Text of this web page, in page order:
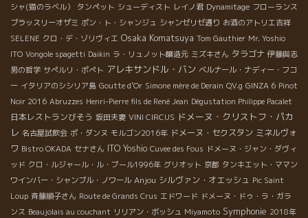
シャ(猫のラベル）
タンペット シューディスト レイノ君 Dynamitage フローランス
ブラッスリーオザミ ポン・ト・シャンジュ シャンゼリゼ通り お酒のアトリエ吉祥
SELENE クロ・デ・ゾリヴィエ Osaka Komatsuya Tom Gauthier Mr. Yoshio
ITO Vongole spagetti Daikin ラ・リュノット醸造元 ミズキさん タラゴナ 伊藤與志
男の哲学 サぺルリ・ポぺト アレキサンドル・バン ベルナール・ナディー・フコ
ー イタリアのシシリア島 Goutte d’Or Simone mère de Derain QV.g GINZA 6 Pinot
Noir 2016 Abruzzes Henri-Pierre fils de René Jean Dégustation Philippe Pacalet
日本レストランびそう 坂田夫妻 VINI CIRCUS ドメーヌ・クリストフ・パカ
レ 名古屋試飲会 ポ・ダンヌ モルゴン2016年 ドメーヌ・セクスタン ミネルヴォ
ワ Bistro OKADA セナさん ITO Yoshio Cuvee des Fous ドメーヌ・ジャン・ダヴィ
ッド クロ・ルジャール・ル・ブール1996年 グリオット 京都 タンキエット・ママン
ワインバー・シャンブル・ノワール Anjou シルヴァン・オエッシュ Pic Saint
Loup 斉藤順子さん Route de Grands Crus エドワード ドメーヌ・ドゥ・ラ・ガラ
ンス Beaujolais au couchant リリアン・ボッシュ Miyamoto Symphonie 2018年